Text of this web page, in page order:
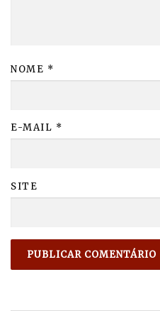
NOME *
E-MAIL *
SITE